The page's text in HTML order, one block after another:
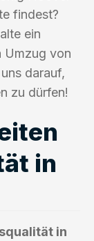
findest?
ein
Umzug von
darauf,
zu dürfen!
in
in